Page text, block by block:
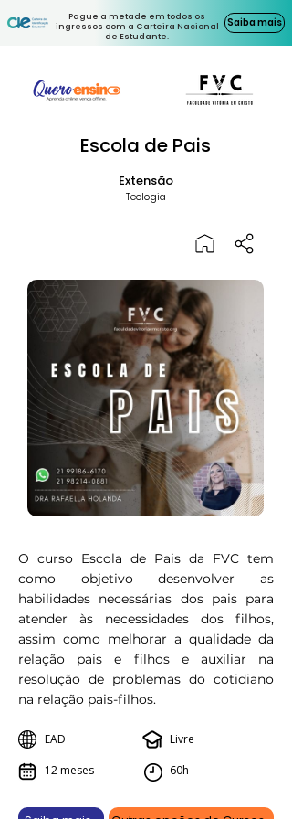
Pague a metade em todos os
ingressos com a Carteira Nacional
de Estudante.
Saiba mais
Escola de Pais
Extensão
Teologia
O curso Escola de Pais da FVC tem
como objetivo desenvolver as
habilidades necessárias dos pais para
atender às necessidades dos filhos,
assim como melhorar a qualidade da
relação pais e filhos e auxiliar na
resolução de problemas do cotidiano
na relação pais-filhos.
EAD
12 meses
Livre
60h